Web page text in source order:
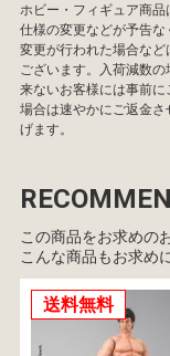
ホビー・フィギュア商品
仕様の変更などが予告
変更が行われた場合な
ございます。入荷減数
来ないお客様には事前
場合は速やかにご返金
げます。
この商品をお求めの
こんな商品もお求め
送料無料